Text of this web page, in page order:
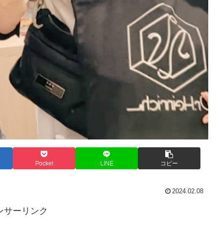
Pocket LINE コピー
2024.02.08
サーリンク